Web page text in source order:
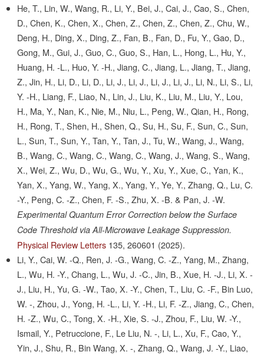
He, T., Lin, W., Wang, R., Li, Y., Bei, J., Cai, J., Cao, S., Chen,
D., Chen, K., Chen, X., Chen, Z., Chen, Z., Chen, Z., Chu, W.,
Deng, H., Ding, X., Ding, Z., Fan, B., Fan, D., Fu, Y., Gao, D.,
Gong, M., Gui, J., Guo, C., Guo, S., Han, L., Hong, L., Hu, Y.,
Huang, H. -L., Huo, Y. -H., Jiang, C., Jiang, L., Jiang, T., Jiang,
Z., Jin, H., Li, D., Li, D., Li, J., Li, J., Li, J., Li, J., Li, N., Li, S., Li,
Y. -H., Liang, F., Liao, N., Lin, J., Liu, K., Liu, M., Liu, Y., Lou,
H., Ma, Y., Nan, K., Nie, M., Niu, L., Peng, W., Qian, H., Rong,
H., Rong, T., Shen, H., Shen, Q., Su, H., Su, F., Sun, C., Sun,
L., Sun, T., Sun, Y., Tan, Y., Tan, J., Tu, W., Wang, J., Wang,
B., Wang, C., Wang, C., Wang, C., Wang, J., Wang, S., Wang,
X., Wei, Z., Wu, D., Wu, G., Wu, Y., Xu, Y., Xue, C., Yan, K.,
Yan, X., Yang, W., Yang, X., Yang, Y., Ye, Y., Zhang, Q., Lu, C.
-Y., Peng, C. -Z., Chen, F. -S., Zhu, X. -B. & Pan, J. -W.
Experimental Quantum Error Correction below the Surface
Code Threshold via All-Microwave Leakage Suppression.
Physical Review Letters 135, 260601 (2025).
Li, Y., Cai, W. -Q., Ren, J. -G., Wang, C. -Z., Yang, M., Zhang,
L., Wu, H. -Y., Chang, L., Wu, J. -C., Jin, B., Xue, H. -J., Li, X. -
J., Liu, H., Yu, G. -W., Tao, X. -Y., Chen, T., Liu, C. -F., Bin Luo,
W. -, Zhou, J., Yong, H. -L., Li, Y. -H., Li, F. -Z., Jiang, C., Chen,
H. -Z., Wu, C., Tong, X. -H., Xie, S. -J., Zhou, F., Liu, W. -Y.,
Ismail, Y., Petruccione, F., Le Liu, N. -, Li, L., Xu, F., Cao, Y.,
Yin, J., Shu, R., Bin Wang, X. -, Zhang, Q., Wang, J. -Y., Liao,